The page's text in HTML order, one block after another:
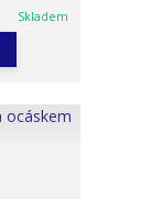
Skladem